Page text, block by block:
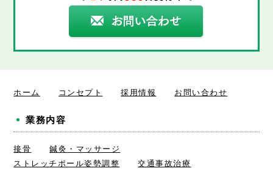
ホーム コンセプト 採用情報 お問い合わせ
業務内容
接骨
鍼灸・マッサージ
ストレッチポール姿勢調整
交通事故治療